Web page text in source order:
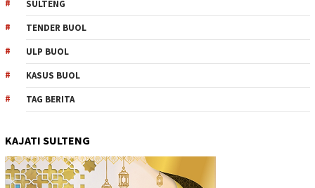
SULTENG
TENDER BUOL
ULP BUOL
KASUS BUOL
TAG BERITA
KAJATI SULTENG